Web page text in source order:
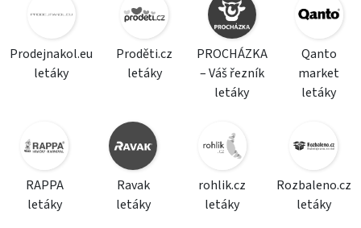
Prodejnakol.eu
letáky
Proděti.cz
letáky
PROCHÁZKA
– Váš řezník
letáky
Qanto
market
letáky
RAPPA
letáky
Ravak
letáky
rohlik.cz
letáky
Rozbaleno.cz
letáky